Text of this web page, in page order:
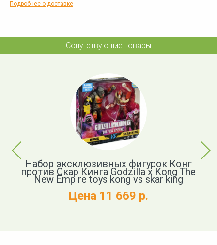
Подробнее о доставке
Сопутствующие товары
Previous
Набор эксклюзивных фигурок Конг
против Скар Кинга Godzilla x Kong The
New Empire toys kong vs skar king
Цена 11 669 р.
Next